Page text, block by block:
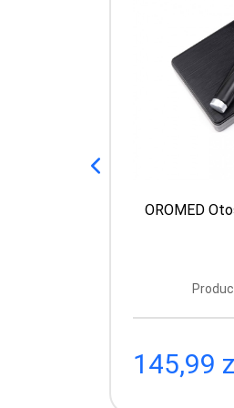
OROMED
145,99